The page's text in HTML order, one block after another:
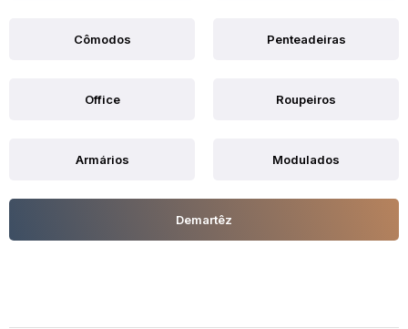
Cômodos Penteadeiras
Office Roupeiros
Armários Modulados
Demartêz